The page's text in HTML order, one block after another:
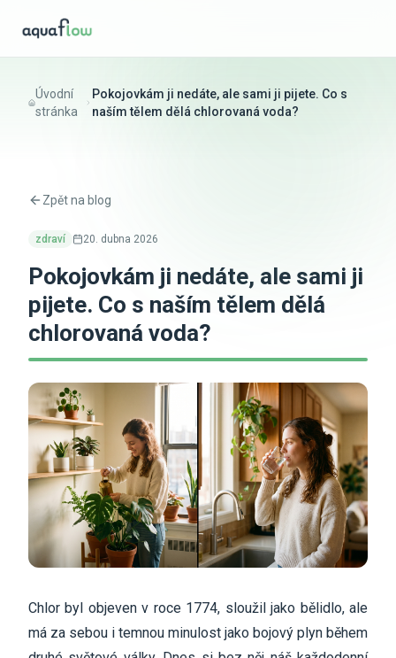
Úvodní
stránka
Pokojovkám ji nedáte, ale sami ji pijete. Co s
naším tělem dělá chlorovaná voda?
Zpět na blog
zdraví 20. dubna 2026
Pokojovkám ji nedáte, ale sami ji
pijete. Co s naším tělem dělá
chlorovaná voda?
Chlor byl objeven v roce 1774, sloužil jako bělidlo, ale
má za sebou i temnou minulost jako bojový plyn během